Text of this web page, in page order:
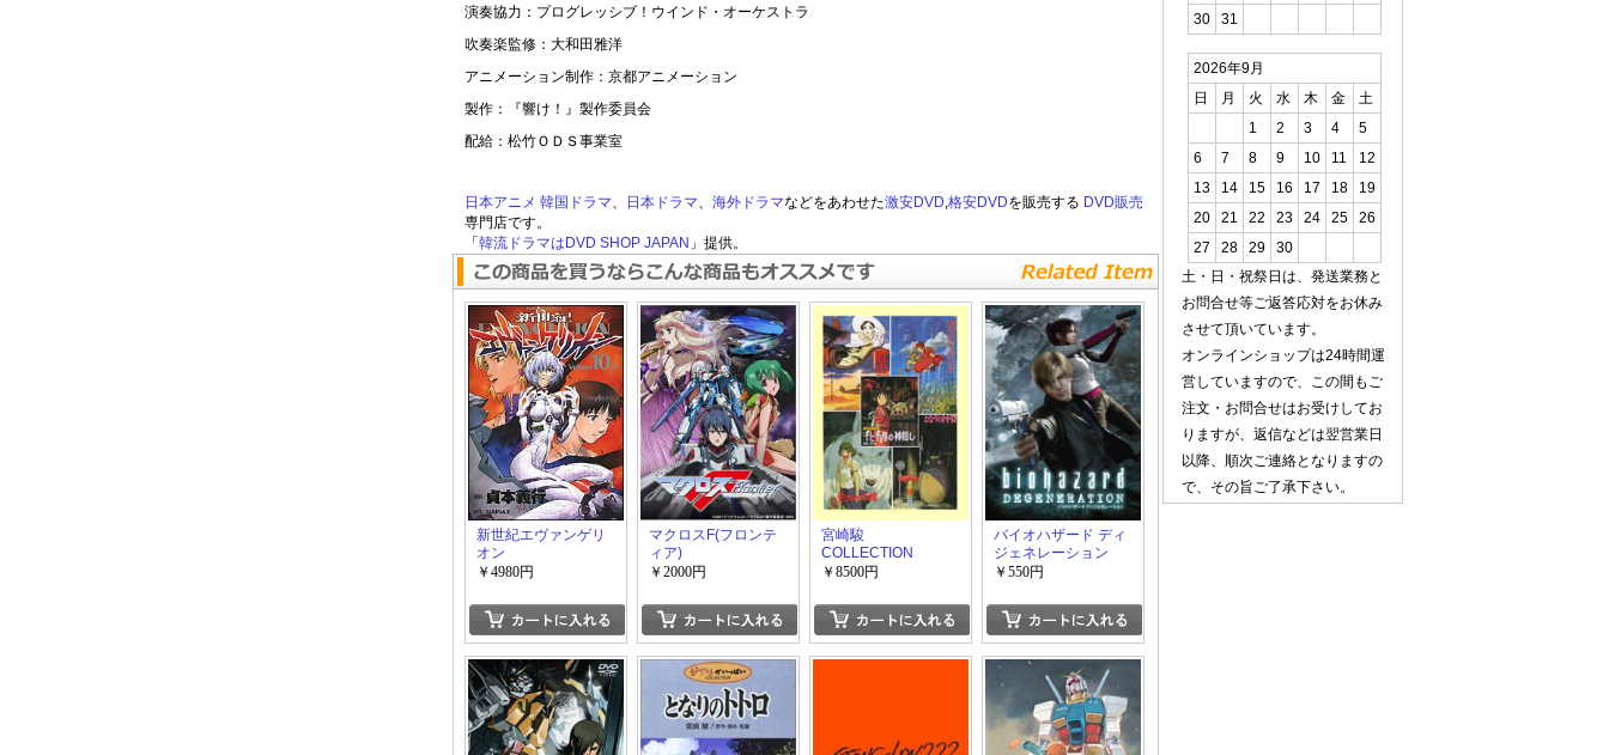
演奏協力：プログレッシブ！ウインド・オーケストラ
吹奏楽監修：大和田雅洋
アニメーション制作：京都アニメーション
製作：『響け！』製作委員会
配給：松竹ＯＤＳ事業室
日本アニメ 韓国ドラマ、 日本ドラマ、 海外ドラマなどをあわせた激安DVD,格安DVDを販売する DVD販売
専門店です。
「 韓流ドラマはDVD SHOP JAPAN 」提供。
新世紀エヴァンゲリ
オン
￥4980円
マクロスF(フロンテ
ィア)
￥2000円
宮崎駿
COLLECTION
DVD-BOX
￥8500円
バイオハザード ディ
ジェネレーション
￥550円
30
31
2026年9月
日
月 火 水 木 金
土
1
2 3 4
5
6
7 8 9 10 11
12
13
14 15 16 17 18
19
20
21 22 23 24 25
26
27
28 29
30
土・日・祝祭日は、発送業務と
お問合せ等ご返答応対をお休み
させて頂いています。
オンラインショップは24時間運
営していますので、この間もご
注文・お問合せはお受けしてお
りますが、返信などは翌営業日
以降、順次ご連絡となりますの
で、その旨ご了承下さい。